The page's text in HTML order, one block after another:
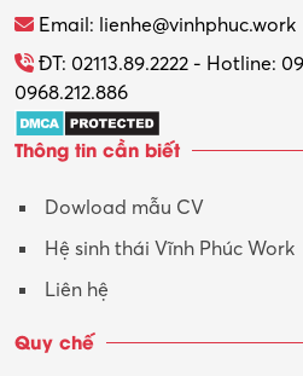
Tổ chức sự kiện – Quà tặng
Trợ lý
Tư vấn
Tư vấn – Kiến trúc
Email: lienhe@vinhphuc.work
ĐT: 02113.89.2222 - Hotline:
0968.212.886
Thông tin cần biết
Dowload mẫu CV
Hệ sinh thái Vĩnh Phúc Work
Liên hệ
Quy chế